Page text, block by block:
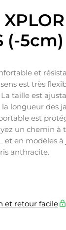
(-5cm)
et
est très
taille est
longueur des
est
un chemin à
et en modèles
anthracite.
et retour facile